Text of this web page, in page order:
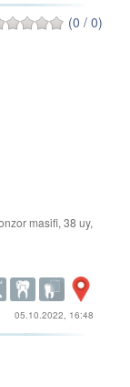
(0 / 0)
masifi, 38 uy,
05.10.2022, 16:48